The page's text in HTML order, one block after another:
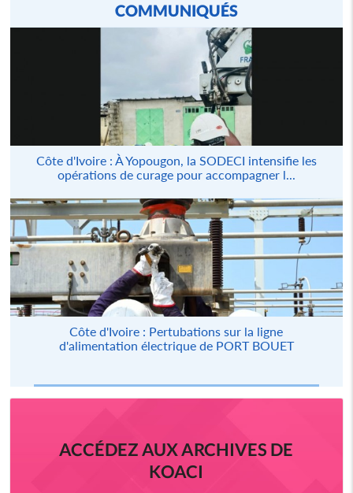
COMMUNIQUÉS
Côte d'Ivoire : À Yopougon, la SODECI intensifie les
opérations de curage pour accompagner l...
Côte d'Ivoire : Pertubations sur la ligne
d'alimentation électrique de PORT BOUET
ACCÉDEZ AUX ARCHIVES DE
KOACI